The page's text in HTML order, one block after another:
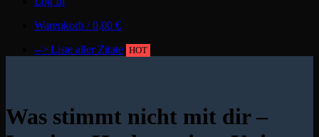
Warenkorb /0,00 €
--> Liste aller Zitate HOT
Was stimmt nicht mit dir –